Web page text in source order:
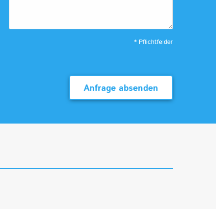
* Pflichtfelder
Anfrage absenden